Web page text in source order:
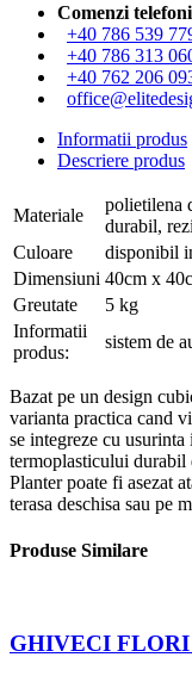
Comenzi
+40 786 539
+40 786 313
+40 762 206
Informatii produs
Descriere produs
Materiale
polietilena
durabil,
Culoare
disponibil
Dimensiuni 40cm x
Greutate
5 kg
Informatii
produs:
sistem de
Bazat pe un design
varianta practica cand
se integreze cu
termoplasticului durabil
Planter poate fi asezat
terasa deschisa sau pe
Produse Similare
GHIVECI